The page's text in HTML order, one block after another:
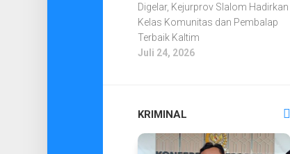
Digelar, Kejurprov Slalom Hadirkan
Kelas Komunitas dan Pembalap
Terbaik Kaltim
Juli 24, 2026
KRIMINAL